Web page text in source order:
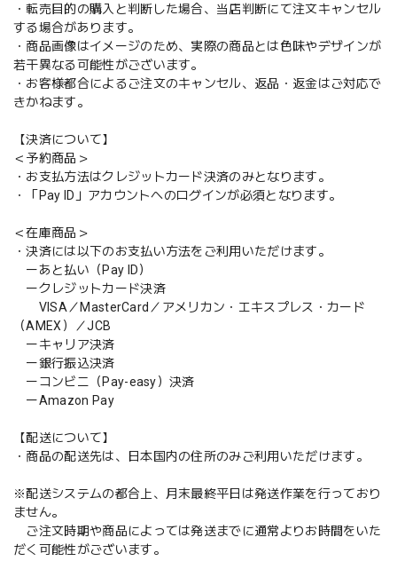
・転売目的の購入と判断した場合、当店判断にて注文キャンセル
する場合があります。
・商品画像はイメージのため、実際の商品とは色味やデザインが
若干異なる可能性がございます。
・お客様都合によるご注文のキャンセル、返品・返金はご対応で
きかねます。
【決済について】
＜予約商品＞
・お支払方法はクレジットカード決済のみとなります。
・「Pay ID」アカウントへのログインが必須となります。
＜在庫商品＞
・決済には以下のお支払い方法をご利用いただけます。
ーあと払い（Pay ID）
ークレジットカード決済
VISA／MasterCard／アメリカン・エキスプレス・カード
（AMEX）／JCB
ーキャリア決済
ー銀行振込決済
ーコンビニ（Pay-easy）決済
ーAmazon Pay
【配送について】
・商品の配送先は、日本国内の住所のみご利用いただけます。
※配送システムの都合上、月末最終平日は発送作業を行っており
ません。
ご注文時期や商品によっては発送までに通常よりお時間をいた
だく可能性がございます。